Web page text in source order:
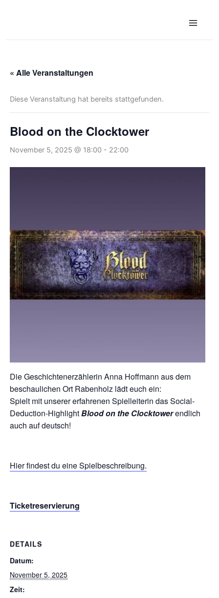
springen
« Alle Veranstaltungen
Diese Veranstaltung hat bereits stattgefunden.
Blood on the Clocktower
November 5, 2025 @ 18:00 - 22:00
Die Geschichtenerzählerin Anna Hoffmann aus dem
beschaulichen Ort Rabenholz lädt euch ein:
Spielt mit unserer erfahrenen Spielleiterin das Social-
Deduction-HighlightBlood on the Clocktowerendlich
auch auf deutsch!
Hier findest du eine Spielbeschreibung.
Ticketreservierung
DETAILS
Datum:
November 5, 2025
Zeit: